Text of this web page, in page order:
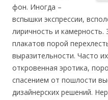
фон. Иногда –
вспышки экспрессии,
лиричность и
плакатов порой
выразительности. Часто
откровенная эротика,
спасением от пошлости
дизайнерских решений.